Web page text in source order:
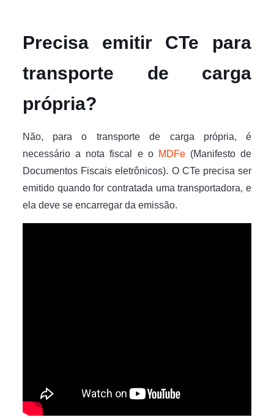
Precisa emitir CTe para
transporte de carga
própria?
Não, para o transporte de carga própria, é
necessário a nota fiscal e oMDFe(Manifesto de
Documentos Fiscais eletrônicos). O CTe precisa ser
emitido quando for contratada uma transportadora, e
ela deve se encarregar da emissão.